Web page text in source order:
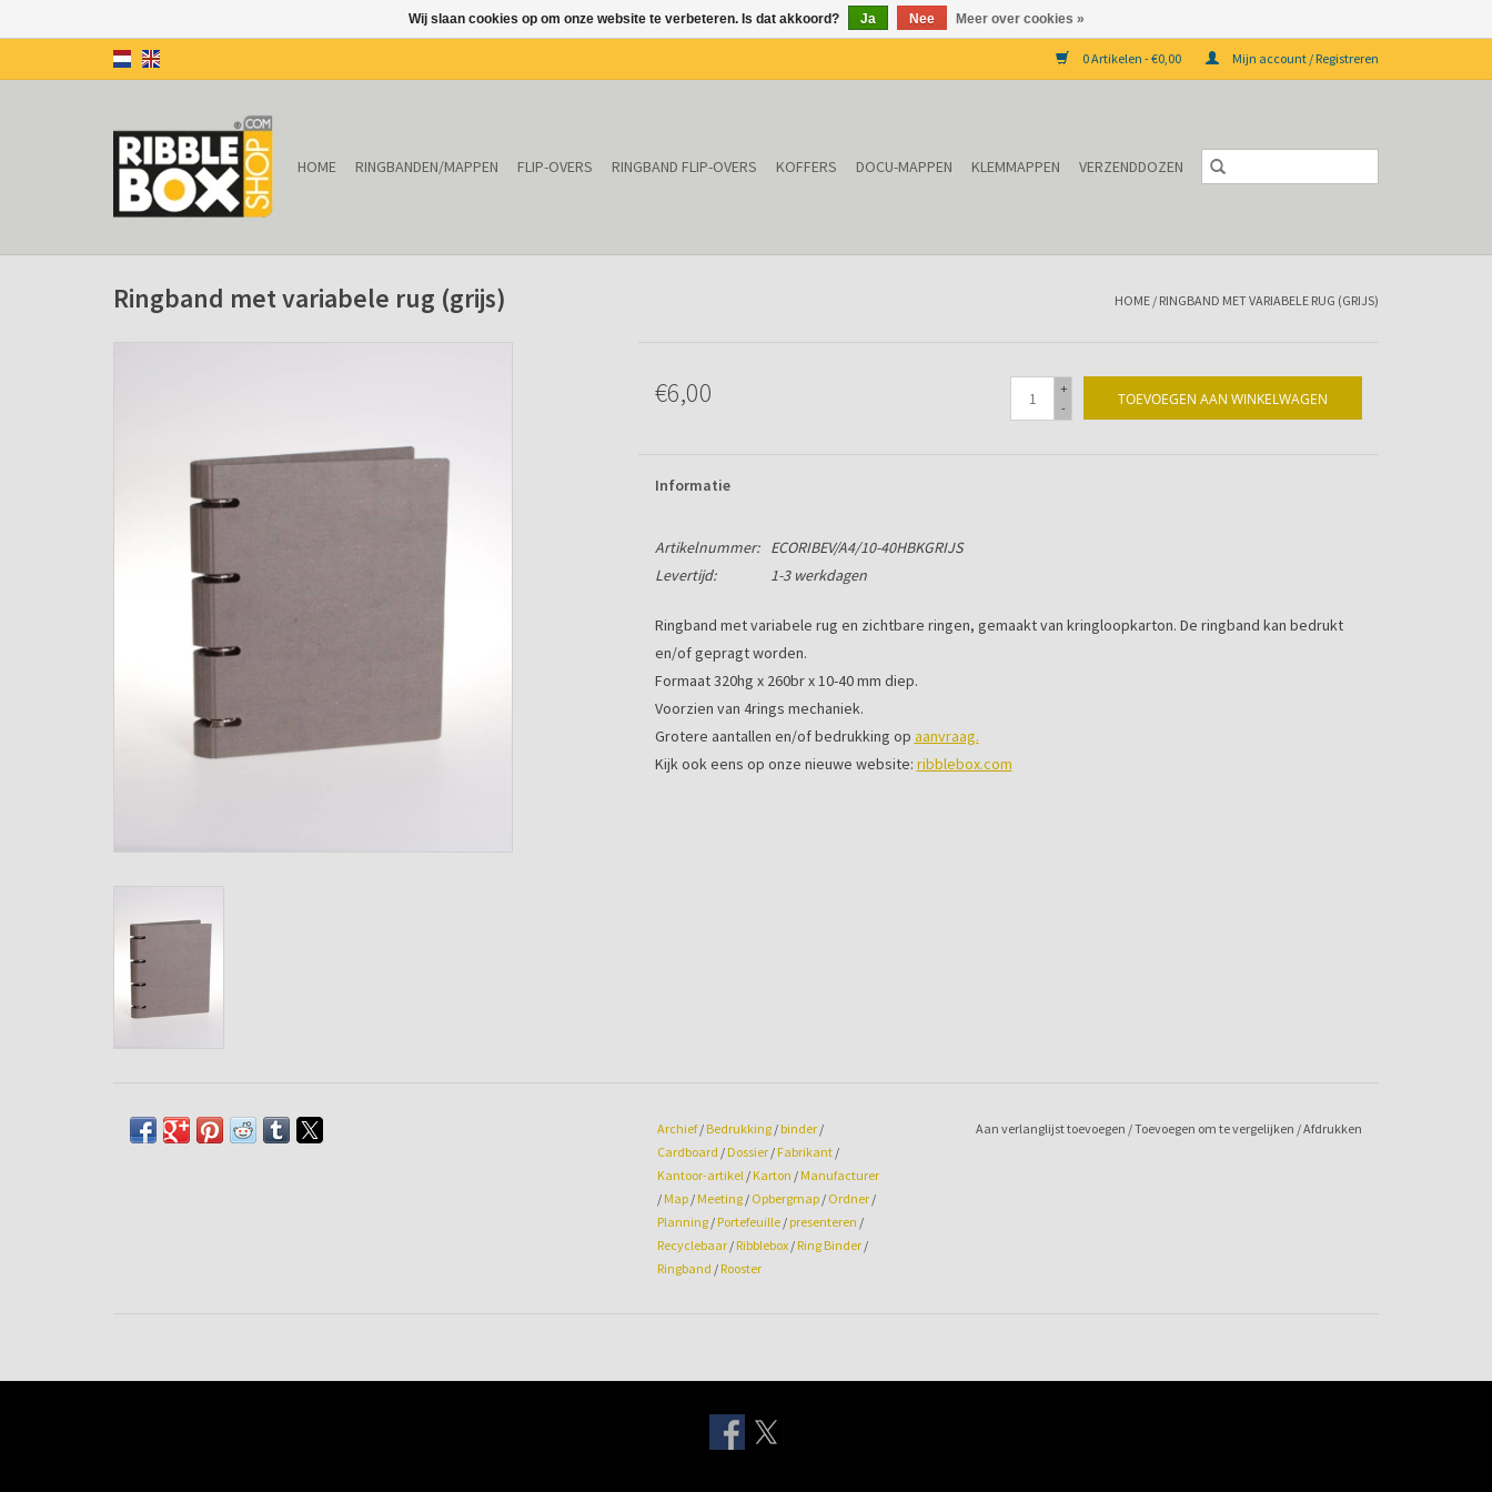
0 Artikelen - €0,00 Mijn account / Registreren
HOME RINGBANDEN/MAPPEN FLIP-OVERS RINGBAND FLIP-OVERS KOFFERS DOCU-MAPPEN KLEMMAPPEN VERZENDDOZEN
Ringband met variabele rug (grijs) HOME / RINGBAND MET VARIABELE RUG (GRIJS)
€6,00
+
-
TOEVOEGEN AAN WINKELWAGEN
Informatie
Artikelnummer:
ECORIBEV/A4/10-40HBKGRIJS
Levertijd:
1-3 werkdagen
Ringband met variabele rug en zichtbare ringen, gemaakt van kringloopkarton. De ringband kan bedrukt
en/of gepragt worden.
Formaat 320hg x 260br x 10-40 mm diep.
Voorzien van 4rings mechaniek.
Grotere aantallen en/of bedrukking op aanvraag.
Kijk ook eens op onze nieuwe website: ribblebox.com
Archief/ Bedrukking / binder /
Cardboard / Dossier / Fabrikant /
Kantoor-artikel / Karton / Manufacturer
/ Map / Meeting / Opbergmap / Ordner /
Planning / Portefeuille / presenteren /
Recyclebaar / Ribblebox / Ring Binder /
Ringband / Rooster
Aan verlanglijst toevoegen /Toevoegen om te vergelijken /Afdrukken
Wij slaan cookies op om onze website te verbeteren. Is dat akkoord? Ja Nee Meer over cookies »